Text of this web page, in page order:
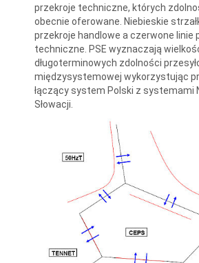
przekroje techniczne, których
obecnie oferowane. Niebieskie
przekroje handlowe a czerwone linie
techniczne. PSE wyznaczają
długoterminowych zdolności
międzysystemowej wykorzystując
łączący system Polski z systemami
Słowacji.